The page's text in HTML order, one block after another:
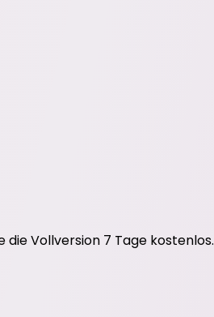
Vollversion 7 Tage kostenlos.